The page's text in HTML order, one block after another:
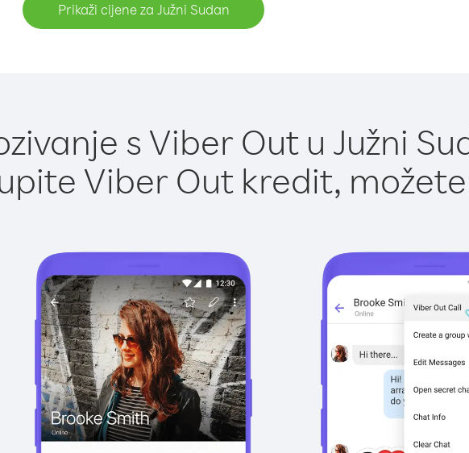
Prikaži cijene za Južni Sudan
s Viber Out u Južni
Viber Out kredit,